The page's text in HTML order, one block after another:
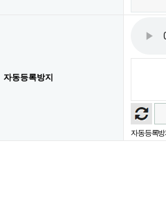
자동등록방지
자동등록방